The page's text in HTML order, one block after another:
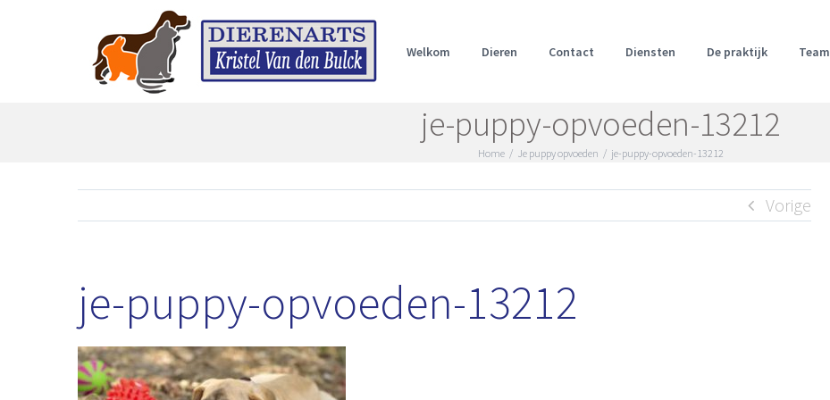
Welkom Dieren Contact Diensten De praktijk Team
je-puppy-opvoeden-13212
Home / Je puppy opvoeden / je-puppy-opvoeden-13212
Vorige
je-puppy-opvoeden-13212